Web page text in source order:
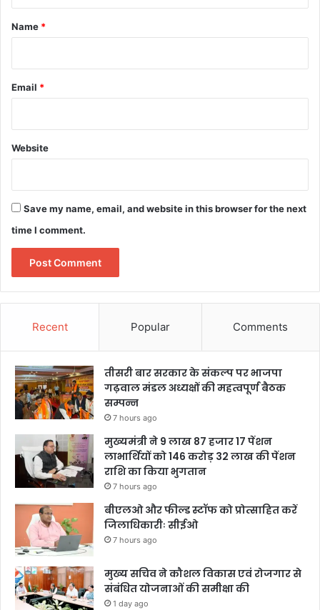
*
Name *
Email *
Website
Save my name, email, and website in this browser for the next
time I comment.
Recent Popular Comments
तीसरी बार सरकार के संकल्प पर भाजपा
गढ़वाल मंडल अध्यक्षों की महत्वपूर्ण बैठक
सम्पन्न
7 hours ago
मुख्यमंत्री ने 9 लाख 87 हजार 17 पेंशन
लाभार्थियों को 146 करोड़ 32 लाख की पेंशन
राशि का किया भुगतान
7 hours ago
बीएलओ और फील्ड स्टॉफ को प्रोत्साहित करें
जिलाधिकारीः सीईओ
7 hours ago
मुख्य सचिव ने कौशल विकास एवं रोजगार से
संबंधित योजनाओं की समीक्षा की
1 day ago